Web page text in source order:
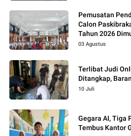
Pemusatan
Calon
Tahun 2026
03 Agustus
Terlibat Judi
Ditangkap,
10 Juli
Gegara AI, Tiga
Tembus Kantor